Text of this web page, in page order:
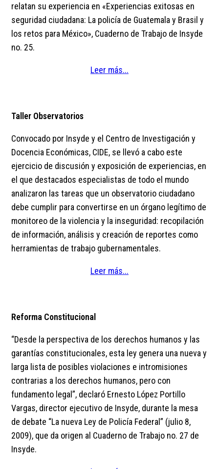
relatan su experiencia en «Experiencias exitosas en
seguridad ciudadana: La policía de Guatemala y Brasil y
los retos para México», Cuaderno de Trabajo de Insyde
no. 25.
Leer más...
Taller Observatorios
Convocado por Insyde y el Centro de Investigación y
Docencia Económicas, CIDE, se llevó a cabo este
ejercicio de discusión y exposición de experiencias, en
el que destacados especialistas de todo el mundo
analizaron las tareas que un observatorio ciudadano
debe cumplir para convertirse en un órgano legítimo de
monitoreo de la violencia y la inseguridad: recopilación
de información, análisis y creación de reportes como
herramientas de trabajo gubernamentales.
Leer más...
Reforma Constitucional
“Desde la perspectiva de los derechos humanos y las
garantías constitucionales, esta ley genera una nueva y
larga lista de posibles violaciones e intromisiones
contrarias a los derechos humanos, pero con
fundamento legal”, declaró Ernesto López Portillo
Vargas, director ejecutivo de Insyde, durante la mesa
de debate “La nueva Ley de Policía Federal” (julio 8,
2009), que da origen al Cuaderno de Trabajo no. 27 de
Insyde.